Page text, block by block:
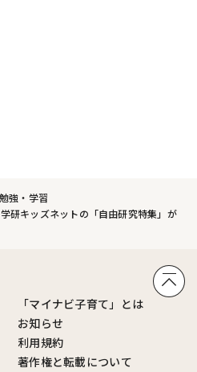
勉強・学習
研キッズネットの「自由研究特集」が
「マイナビ子育て」とは
お知らせ
利用規約
著作権と転載について